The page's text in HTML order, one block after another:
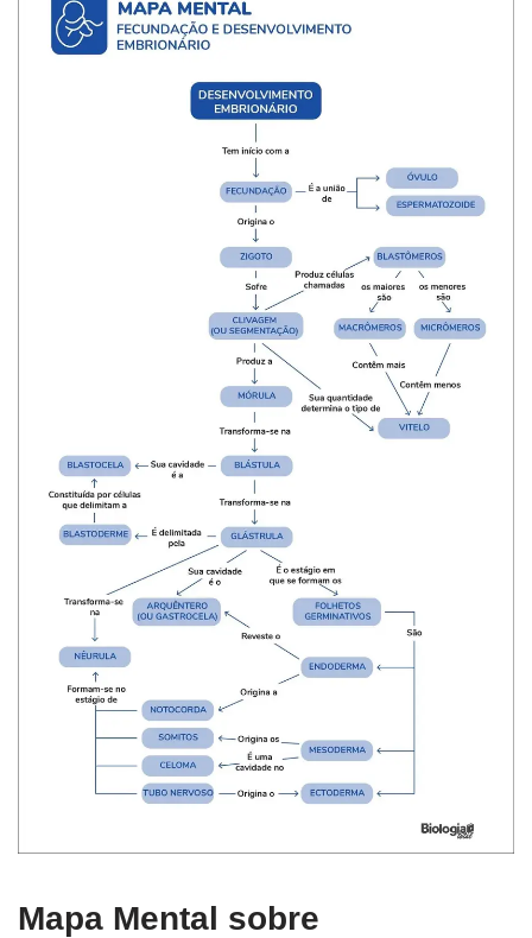
Mapa Mental sobre